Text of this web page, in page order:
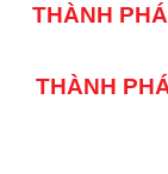
THÀNH
THÀNH